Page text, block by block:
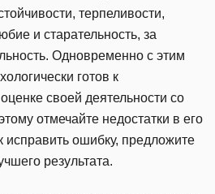
терпеливости,
и старательность, за
Одновременно с этим
готов к
своей деятельности со
отмечайте недостатки в его
исправить ошибку, предложите
результата.